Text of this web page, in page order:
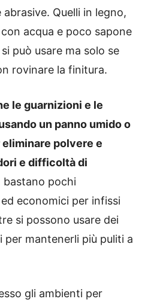
Quelli in legno,
acqua e poco sapone
può usare ma solo se
rovinare la finitura.
le guarnizioni e le
un panno umido o
eliminare polvere e
e difficoltà di
bastano pochi
economici per infissi
si possono usare dei
mantenerli più puliti a
gli ambienti per